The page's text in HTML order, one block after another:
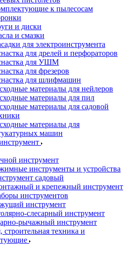
к пылесосам
и диски
и смазки
для электроинструмента
для дрелей и перфораторов
для УШМ
для фрезеров
для шлифмашин
материалы для нейлеров
материалы для пил
материалы для садовой
материалы для
машин
инструмент
инструменты и устройства
садовый
и крепежный инструмент
инструментов
инструмент
слесарный инструмент
рычажный инструмент
строительная техника и